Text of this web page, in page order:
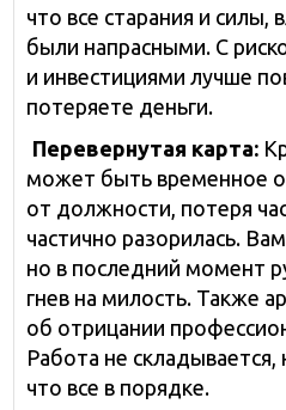
что все старания и силы,
были напрасными. С
и инвестициями лучше
потеряете деньги.
Перевернутая карта:
может быть временное
от должности, потеря
частично разорилась.
но в последний момент
гнев на милость. Также
об отрицании
Работа не
что все в порядке.